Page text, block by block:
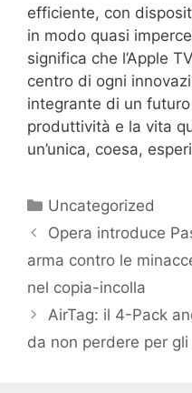
efficiente, con
in modo quasi
significa che l’Apple
centro di ogni
integrante di un
produttività e la vita
un’unica, coesa,
Categorie
Uncategorized
Opera introduce
arma contro le
nel copia-incolla
AirTag: il 4-Pack
da non perdere per